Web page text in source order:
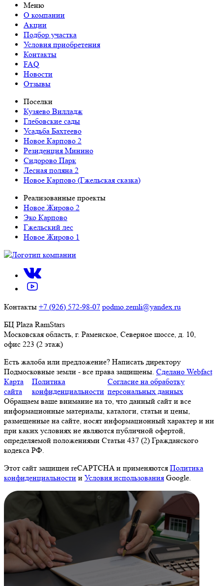
Меню
О компании
Акции
Подбор участка
Условия приобретения
Контакты
FAQ
Новости
Отзывы
Поселки
Кузяево Вилладж
Глебовские сады
Усадьба Бахтеево
Новое Карпово 2
Резиденция Минино
Сидорово Парк
Лесная поляна 2
Новое Карпово (Гжельская сказка)
Реализованные проекты
Новое Жирово 2
Эко Карпово
Гжельский лес
Новое Жирово 1
Контакты +7 (926) 572-98-07 podmo.zemli@yandex.ru
БЦ Plaza RamStars
Московская область, г. Раменское, Северное шоссе, д. 10,
офис 223 (2 этаж)
Есть жалоба или предложение? Написать директору
Подмосковные земли - все права защищены. Сделано Webfact
Карта
сайта
Политика
конфиденциальности
Согласие на обработку
персональных данных
Обращаем ваше внимание на то, что данный сайт и все
информационные материалы, каталоги, статьи и цены,
размещенные на сайте, носят информационный характер и ни
при каких условиях не являются публичной офертой,
определяемой положениями Статьи 437 (2) Гражданского
кодекса РФ.
Этот сайт защищен reCAPTCHA и применяются Политика
конфиденциальности и Условия использования Google.